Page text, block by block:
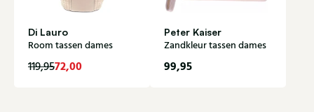
Di Lauro
Room tassen dames
119,9572,00
Peter Kaiser
Zandkleur tassen dames
99,95